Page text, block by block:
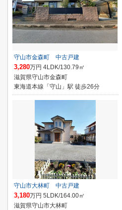
守山市金森町 中古戸建
3,280万円 4LDK/130.79㎡
滋賀県守山市金森町
東海道本線「守山」駅 徒歩26分
守山市大林町 中古戸建
3,180万円 5LDK/164.00㎡
滋賀県守山市大林町